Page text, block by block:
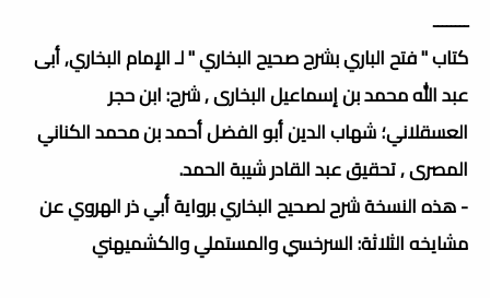
ــــــــ
كتاب " فتح الباري بشرح صحيح البخاري " لـ الإمام البخاري, أبى
عبد الله محمد بن إسماعيل البخارى , شرح: ابن حجر
العسقلاني؛ شهاب الدين أبو الفضل أحمد بن محمد الكناني
المصرى , تحقيق عبد القادر شيبة الحمد.
- هذه النسخة شرح لصحيح البخاري برواية أبي ذر الهروي عن
مشايخه الثلاثة: السرخسي والمستملي والكشميهني